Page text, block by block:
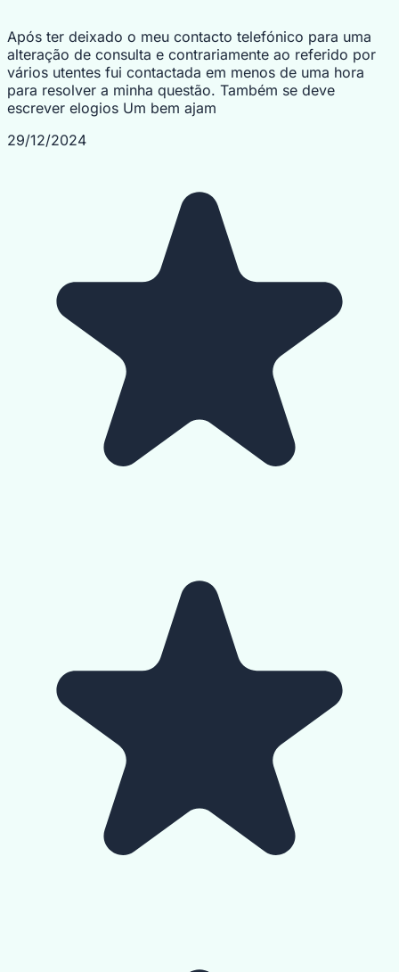
Após ter deixado o meu contacto telefónico para uma
alteração de consulta e contrariamente ao referido por
vários utentes fui contactada em menos de uma hora
para resolver a minha questão. Também se deve
escrever elogios Um bem ajam
29/12/2024